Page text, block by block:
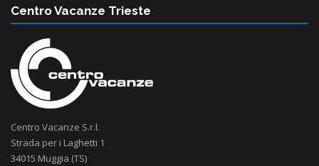
Centro Vacanze Trieste
Centro Vacanze S.r.l.
Strada per i Laghetti 1
34015 Muggia (TS)